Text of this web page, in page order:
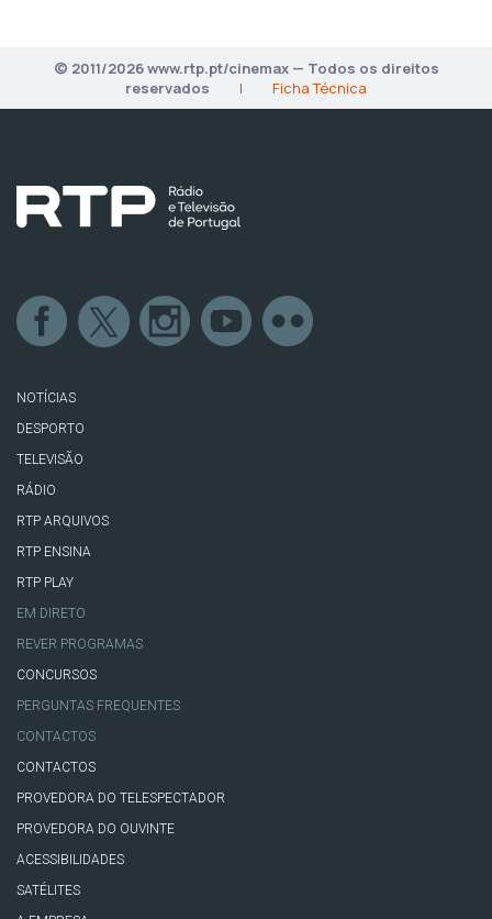
© 2011/2026 www.rtp.pt/cinemax — Todos os direitos
reservados
| Ficha Técnica
NOTÍCIAS
DESPORTO
TELEVISÃO
RÁDIO
RTP ARQUIVOS
RTP ENSINA
RTP PLAY
EM DIRETO
REVER PROGRAMAS
CONCURSOS
PERGUNTAS FREQUENTES
CONTACTOS
CONTACTOS
PROVEDORA DO TELESPECTADOR
PROVEDORA DO OUVINTE
ACESSIBILIDADES
SATÉLITES